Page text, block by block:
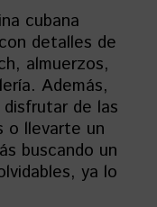
cubana
detalles de
almuerzos,
Además,
de las
o llevarte un
buscando un
ya lo